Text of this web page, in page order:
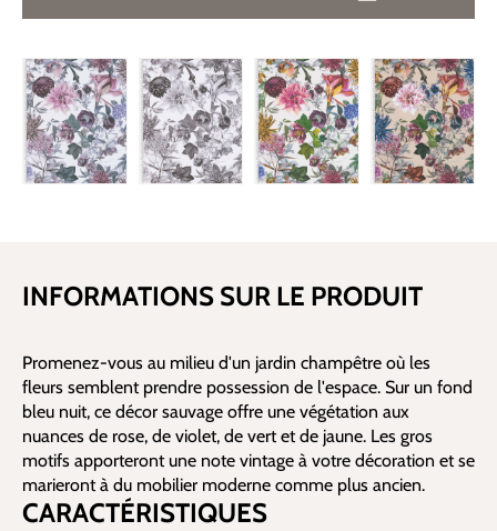
INFORMATIONS SUR LE PRODUIT
Promenez-vous au milieu d'un jardin champêtre où les
fleurs semblent prendre possession de l'espace. Sur un fond
bleu nuit, ce décor sauvage offre une végétation aux
nuances de rose, de violet, de vert et de jaune. Les gros
motifs apporteront une note vintage à votre décoration et se
marieront à du mobilier moderne comme plus ancien.
CARACTÉRISTIQUES